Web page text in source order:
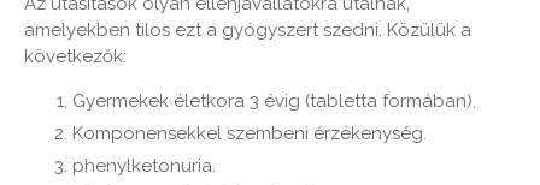
amelyekben tilos ezt a gyógyszert szedni. Közülük a
következők:
Gyermekek életkora 3 évig (tabletta formában).
Komponensekkel szembeni érzékenység.
phenylketonuria.